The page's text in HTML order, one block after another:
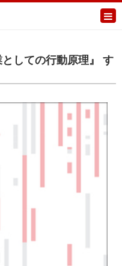
しての行動原理』 す